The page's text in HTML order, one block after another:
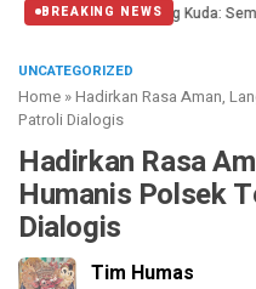
BREAKING NEWS
di Patung Kuda: Semoga Aparat
UNCATEGORIZED
Home »Hadirkan Rasa Aman,
Patroli Dialogis
Hadirkan Rasa
Humanis Polsek
Dialogis
Tim Humas